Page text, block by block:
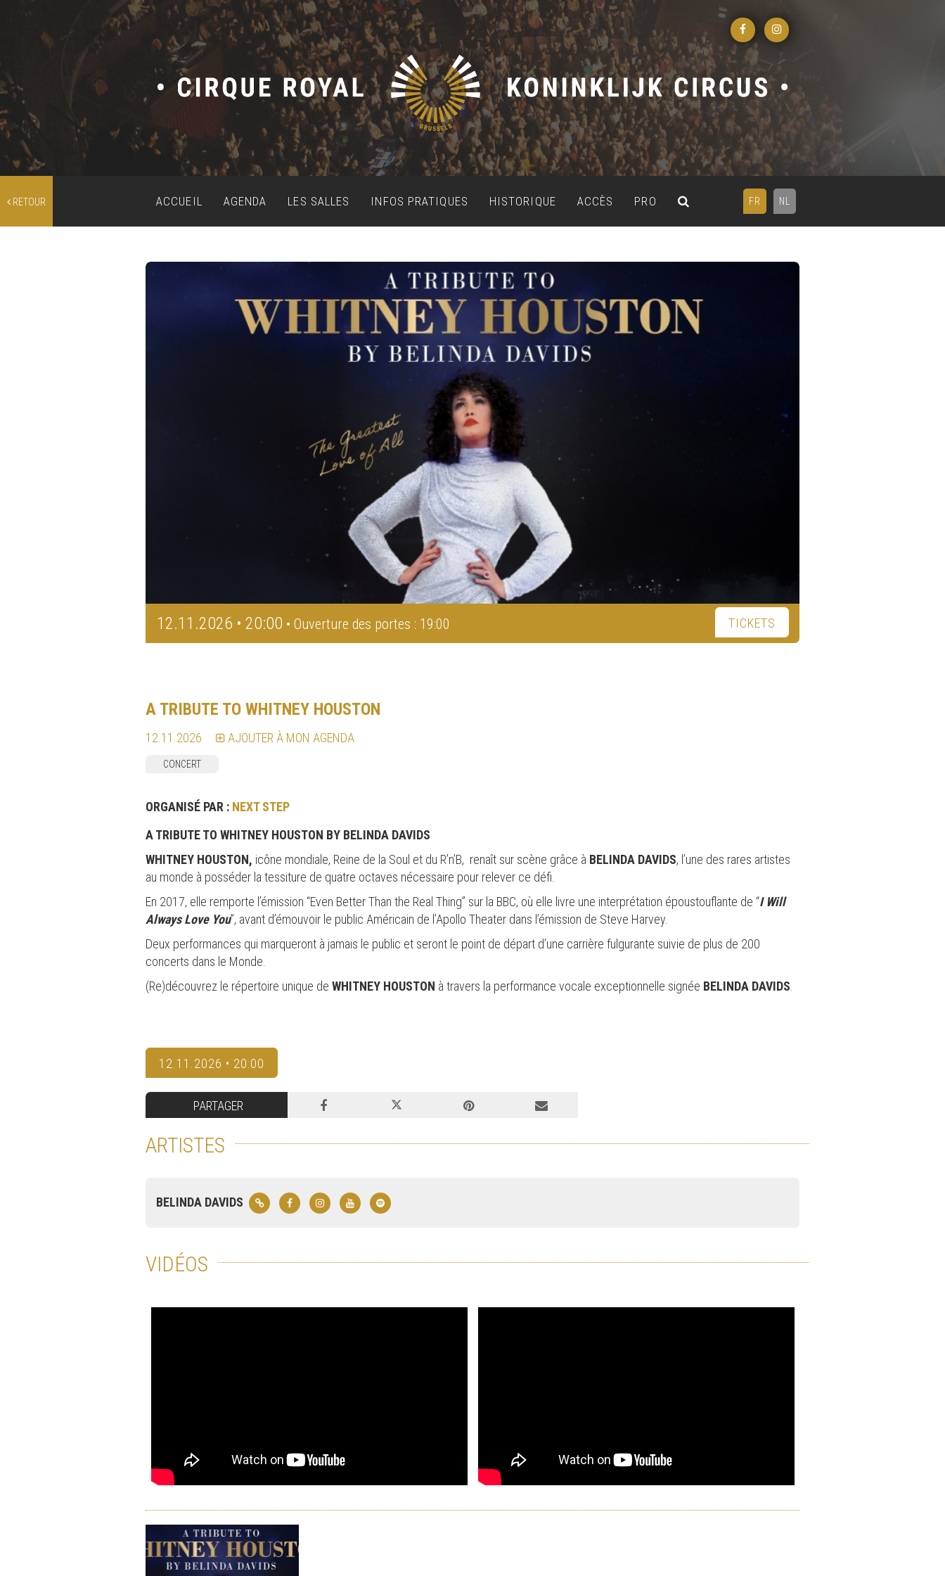
RETOUR FR NL
ACCUEIL AGENDA LES SALLES INFOS PRATIQUES HISTORIQUE ACCÈS PRO
12.11.2026 • 20:00 • Ouverture des portes : 19:00 TICKETS
A TRIBUTE TO WHITNEY HOUSTON
12.11.2026 AJOUTER À MON AGENDA
CONCERT
ORGANISÉ PAR : NEXT STEP
A TRIBUTE TO WHITNEY HOUSTON BY BELINDA DAVIDS
WHITNEY HOUSTON, icône mondiale, Reine de la Soul et du R’n’B, renaît sur scène grâce à BELINDA DAVIDS, l’une des rares artistes
au monde à posséder la tessiture de quatre octaves nécessaire pour relever ce défi.
En 2017, elle remporte l’émission “Even Better Than the Real Thing” sur la BBC, où elle livre une interprétation époustouflante de “I Will
Always Love You”, avant d’émouvoir le public Américain de l’Apollo Theater dans l’émission de Steve Harvey.
Deux performances qui marqueront à jamais le public et seront le point de départ d’une carrière fulgurante suivie de plus de 200
concerts dans le Monde.
(Re)découvrez le répertoire unique de WHITNEY HOUSTON à travers la performance vocale exceptionnelle signée BELINDA DAVIDS.
12.11.2026 • 20:00
PARTAGER
ARTISTES
BELINDA DAVIDS
VIDÉOS